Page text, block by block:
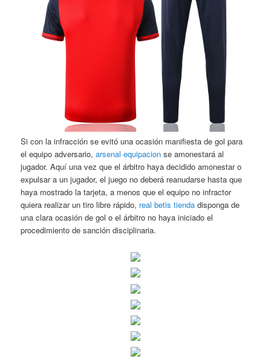
Si con la infracción se evitó una ocasión manifiesta de gol para
el equipo adversario,arsenal equipacion se amonestará al
jugador. Aquí una vez que el árbitro haya decidido amonestar o
expulsar a un jugador, el juego no deberá reanudarse hasta que
haya mostrado la tarjeta, a menos que el equipo no infractor
quiera realizar un tiro libre rápido, real betis tienda disponga de
una clara ocasión de gol o el árbitro no haya iniciado el
procedimiento de sanción disciplinaria.